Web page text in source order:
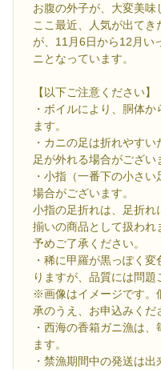
お腹の外子が、大変美味
ここ最近、人気が出て
が、11月6日から12月い
ニとなっています。
【以下ご注意ください】
・ボイルにより、胴体
ます。
・カニの足は折れやす
足が外れる場合がござい
・小指（一番下の小さ
場合がございます。
小指の足折れは、足折れ
揃いの商品として扱われ
予めご了承ください。
・稀に甲羅が黒っぽく
りますが、品質には問題
※画像はイメージです。
承のうえ、お申込みくだ
・西海の香箱ガニ漁は
ます。
・禁漁期間中の発送は出